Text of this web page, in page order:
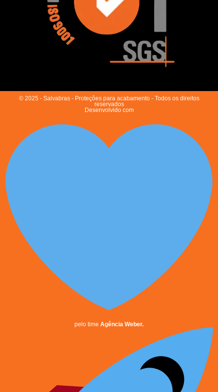
© 2025 - Salvabras - Proteções para acabamento - Todos os direitos
reservados
Desenvolvido com
pelo time Agência Weber.